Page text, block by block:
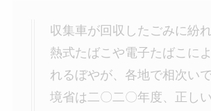
収集車が回収したごみに紛
熱式たばこや電子たばこに
れるぼやが、各地で相次い
境省は二〇二〇年度、正し